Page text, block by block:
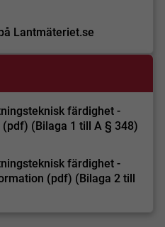
Lantmäteriet.se
färdighet -
(Bilaga 1 till A § 348)
färdighet -
(pdf) (Bilaga 2 till